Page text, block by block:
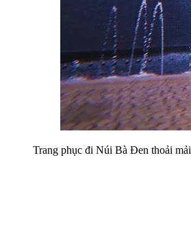
Trang phục đi Núi Bà Đen thoải mải